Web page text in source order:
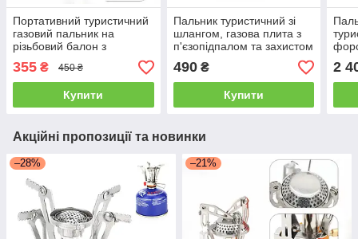
Портативний туристичний
газовий пальник на
різьбовий балон з
п'єзопідпалом в кейсі
355 ₴ 450 ₴
Купити
Пальник туристичний зі
шлангом, газова плита з
п'єзопідпалом та захистом
від вітру K-203, похідна
плита
490₴
Купити
2
Акційні пропозиції та новинки
–28% –21%